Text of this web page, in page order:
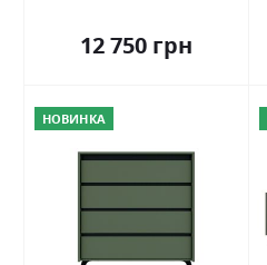
12 750 грн
НОВИНКА